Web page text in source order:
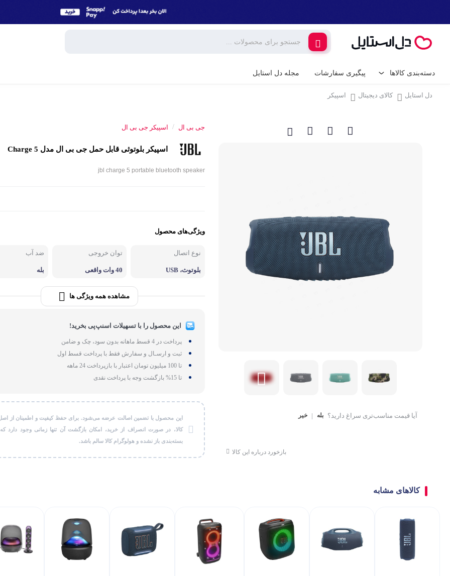
دسته‌بندی کالاها
کالای دیجیتال
ماوس
تجهیزات شبکه و ارتباطات
هارد دیسک اکسترنال
کتاب، لوازم تحریر و هنر
اسباب بازی
پیگیری سفارشات مجله دل استایل
دل استایل کالای دیجیتال اسپیکر
آیا قیمت مناسب‌تری سراغ دارید؟ بله | خیر
بازخورد درباره این کالا
جی بی ال / اسپیکر جی بی ال
اسپیکر بلوتوثی قابل حمل جی بی ال مدل Charge 5
jbl charge 5 portable bluetooth speaker
ویژگی‌های محصول
نوع اتصال
بلوتوث، USB
توان خروجی
40 وات واقعی
ضد آب
بله
مشاهده همه ویژگی ها
این محصول را با تسهیلات اسنپ‌پی بخرید!
پرداخت در 4 قسط ماهانه بدون سود، چک و ضامن
ثبت و ارسـال و سفارش فقط با پرداخت قسط اول
تا 100 میلیون تومان اعتبار با بازپرداخت 24 ماهه
تا 15% بازگشت وجه با پرداخت نقدی
این محصول با تضمین اصالت عرضه می‌شود. برای حفظ کیفیت و اطمینان از
کالا، در صورت انصراف از خرید، امکان بازگشت آن تنها زمانی وجود دارد
بسته‌بندی باز نشده و هولوگرام کالا سالم باشد.
کالاهای مشابه